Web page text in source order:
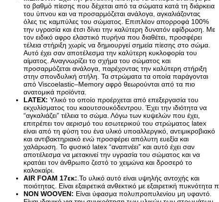
Κουπιά
Μπαλάκια
Πισίνες Φουσκωτές
Ρακέτες
Σανίδες Θαλάσσης
Στρωματά Φουσκωτά
Ψάθες
Είδη Θέρμανσης
Εξαρτήματα Για Ξυλόσομπες
Είδη Κάμπινγκ
Αιώρες
Βάση Αιώρας
Δάπεδα Σκηνών
Δοχεία Βενζίνης
Δοχεία Νερού
Εσωτ.Επένδυση Υπνόσακου
Ηλιακά Δοχεία
Θέρμος
Θέρμος Φαγητού
Κανάτες
Κιόσκια Κήπου
Κούνιες Παιδικές
το βαθμό πίεσης που δέχεται από τα σώματα κατά τη διάρκεια
του ύπνου και να προσαρμόζεται ανάλογα, αγκαλιάζοντας
όλες τις καμπύλες του σώματος. Επιπλέον απορροφά 100%
την υγρασία και έτσι δίνει την καλύτερη δυνατόν εφίδρωση. Με
τον ειδικό αφρο ελαστικό πυρήνα που διαθέτει, προσφέρει
τέλεια στήριξη χωρίς να δημιουργεί σημεία πίεσης στο σώμα.
Αυτό έχει σαν αποτέλεσμα την καλύτερη κυκλοφορία του
αίματος. Αναγνωρίζει το σχήμα του σώματος και
προσαρμόζεται ανάλογα, παρέχοντας την καλύτερη στήριξη
στην σπονδυλική στήλη. Τα στρώματα τα οποία παράγονται
από Viscoelastic–Memory αφρό θεωρούνται από τα πιο
ανατομικά προϊόντα.
LATEX: Yλικό το οποίο προέρχεται από επεξεργασία του
εκχυλίσματος του καουτσουκόδεντρου. Έχει την ιδιότητα να
“αγκαλιάζει” τέλεια το σώμα. Λόγω των κυψελών που έχει,
επιτρέπει τον αερισμό του εσωτερικού του στρώματος latex
είναι από τη φύση του ένα υλικό υποαλλεργικό, αντιμικροβιακό
και αντιβακτηριακό ενώ προσφέρει απόλυτη ευεξία και
χαλάρωση. Το φυσικό latex “αναπνέει” και αυτό έχει σαν
αποτέλεσμα να μετακινεί την υγρασία του σώματος και να
κρατάει τον άνθρωπο ζεστό το χειμώνα και δροσερό το
καλοκαίρι.
AIR FOAM 17εκ:.Το υλικό αυτό είναι υψηλής αντοχής και
ποιότητας. Είναι εξαιρετικά ανθεκτικό με εξαιρετική
NON WOOVEN: Είναι ύφασμα πολυπροπυλενίου μη υφαντό.